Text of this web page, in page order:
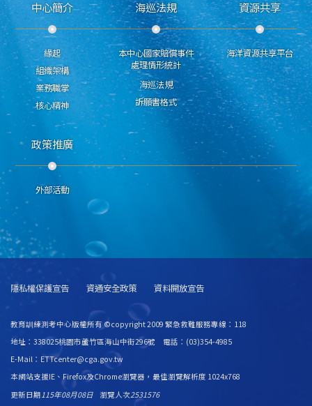
中心簡介
緣起
組織架構
業務職掌
核心精神
海巡法規
本中心國家賠償事件
處理情形統計
海巡法規
訴願書格式
資源共享
海洋資源共享平台
政策推廣
外部活動
隱私權保護宣告 資通安全政策 資料開放宣告
教育訓練測考中心版權所有 ©copyright 2009 緊急救難服務專線：118
地址：338025桃園市蘆竹區海山中街296號 電話：(03)354-4985
E-Mail：ETTcenter@cga.gov.tw
本網站支援IE、Firefox及Chrome瀏覽器，最佳瀏覽解析度 1024x768
更新日期115年08月08日 瀏覽人次2531576